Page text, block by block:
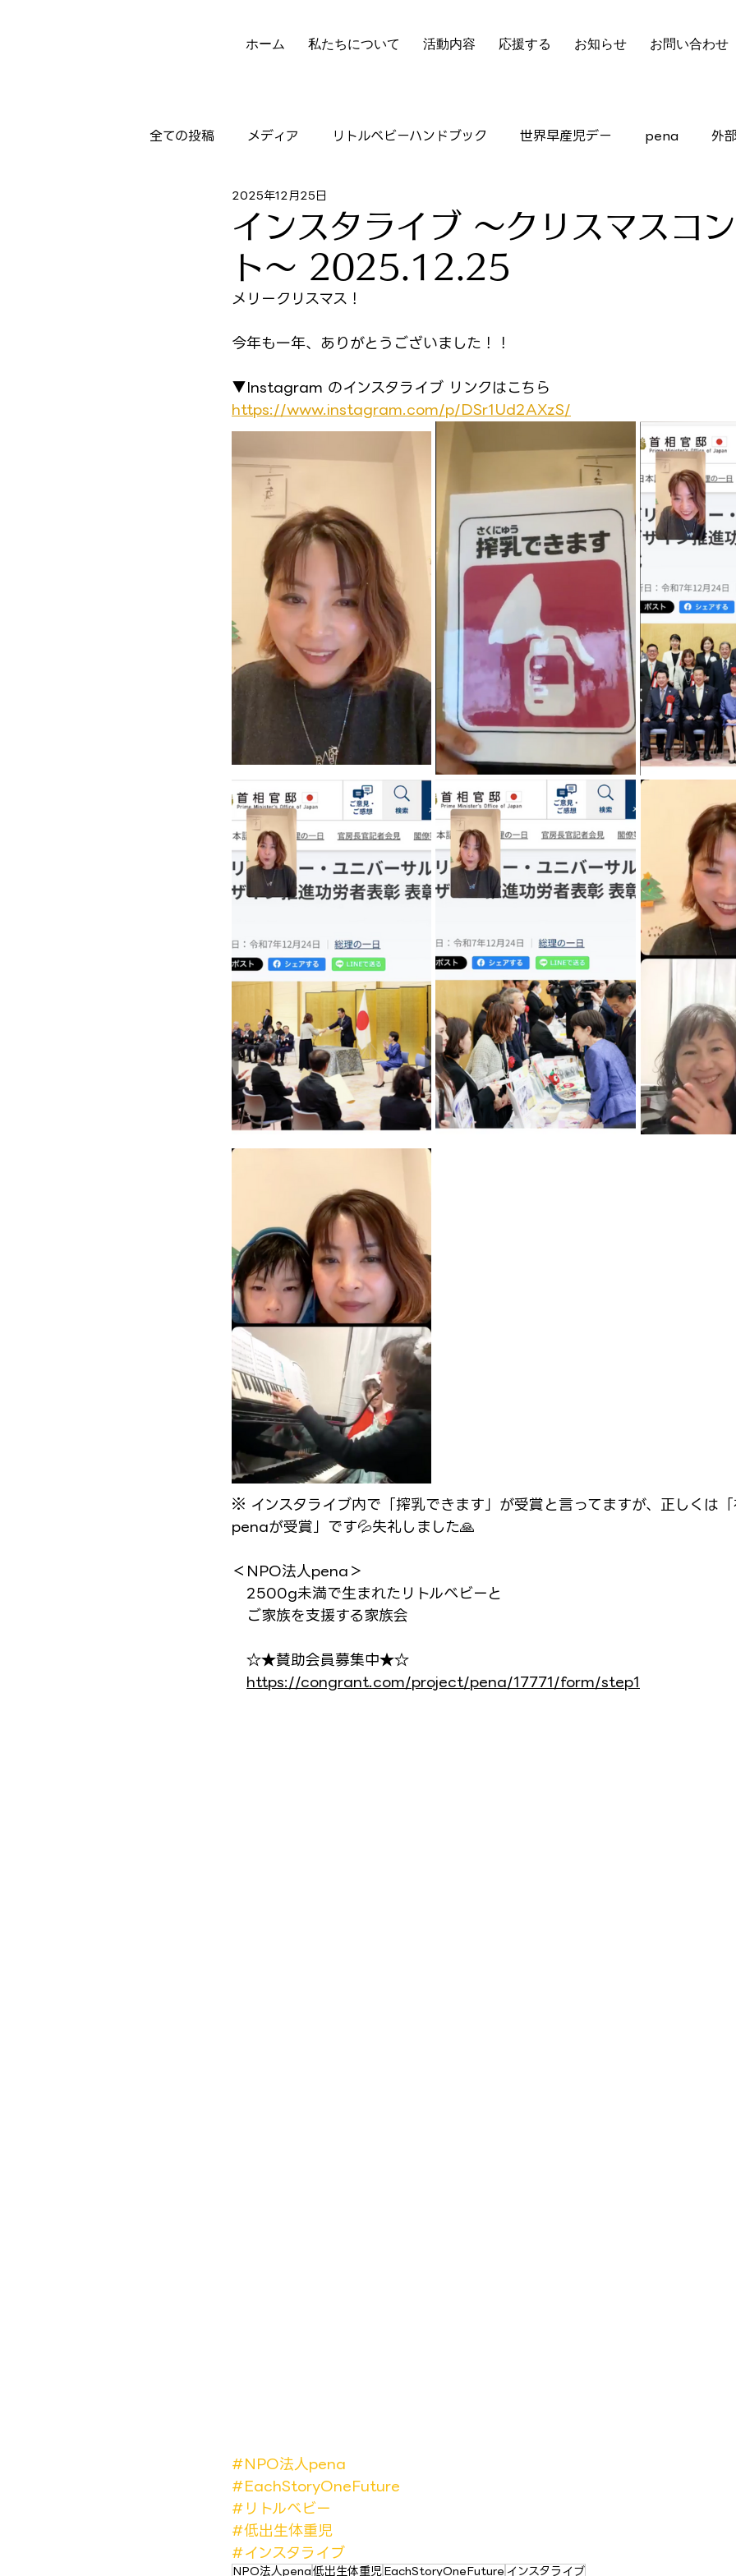
ホーム 私たちについて 活動内容 応援する お知らせ お問い合わせ
全ての投稿 メディア リトルベビーハンドブック 世界早産児デー pena 外
ニュースレター 実績
インスタライブ 〜クリスマスコ
ト〜 2025.12.25
2025年12月25日
メリークリスマス！
今年も一年、ありがとうございました！！
▼Instagram のインスタライブ リンクはこちら
https://www.instagram.com/p/DSr1Ud2AXzS/
※ インスタライブ内で「搾乳できます」が受賞と言ってますが、正しくは
penaが受賞」です💦失礼しました🙏
＜NPO法人pena＞
2500g未満で生まれたリトルベビーと
ご家族を支援する家族会
☆★賛助会員募集中★☆
https://congrant.com/project/pena/17771/form/step1
#NPO法人pena
#EachStoryOneFuture
#リトルベビー
#低出生体重児
#インスタライブ
NPO法人pena低出生体重児EachStoryOneFuture インスタライブ